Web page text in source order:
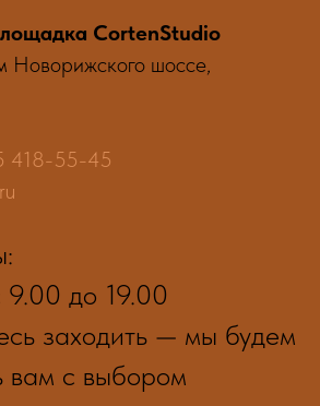
CortenStudio
Новорижского шоссе,
418-55-45
9.00 до 19.00
заходить — мы будем
вам с выбором